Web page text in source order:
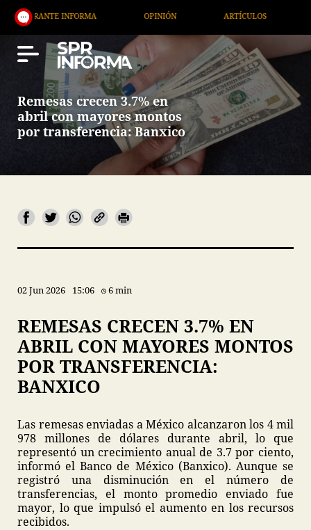
INFORMA OPINIÓN ARTÍCULOS ARTE /
Remesas crecen 3.7% en
abril con mayores montos
por transferencia: Banxico
02 Jun 2026 15:06 6 min
REMESAS CRECEN 3.7% EN
ABRIL CON MAYORES MONTOS
POR TRANSFERENCIA:
BANXICO
Las remesas enviadas a México alcanzaron los 4 mil
978 millones de dólares durante abril, lo que
representó un crecimiento anual de 3.7 por ciento,
informó el Banco de México (Banxico). Aunque se
registró una disminución en el número de
transferencias, el monto promedio enviado fue
mayor, lo que impulsó el aumento en los recursos
recibidos.